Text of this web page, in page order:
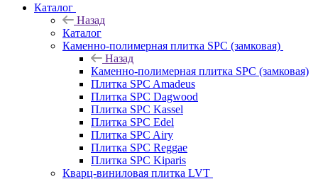
Каталог
Назад
Каталог
Каменно-полимерная плитка SPC (замковая)
Назад
Каменно-полимерная плитка SPC (замковая)
Плитка SPC Amadeus
Плитка SPC Dagwood
Плитка SPC Kassel
Плитка SPC Edel
Плитка SPC Airy
Плитка SPC Reggae
Плитка SPC Kiparis
Кварц-виниловая плитка LVT